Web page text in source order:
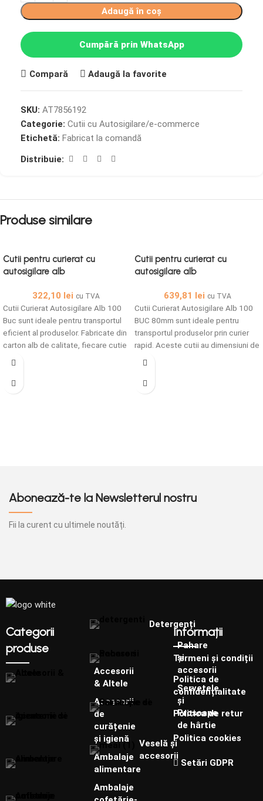
Adaugă în coș
Cumpără prin WhatsApp
Compară Adaugă la favorite
SKU: AT7856192
Categorie: Cutii cu Autosigilare/e-commerce
Etichetă: Fabricat la comandă
Distribuie:
Produse similare
Cutii pentru curierat cu
autosigilare alb
Cutii Curierat Autosigilare Alb
100 Buc
322,10 lei cu TVA
Cutii Curierat Autosigilare Alb 100
Buc sunt ideale pentru transportul
eficient al produselor. Fabricate din
carton alb de calitate, fiecare cutie
Cutii pentru curierat cu
autosigilare alb
Cutii Curierat Autosigilare Alb
100 BUC 80mm
639,81 lei cu TVA
Cutii Curierat Autosigilare Alb 100
BUC 80mm sunt ideale pentru
transportul produselor prin curier
rapid. Aceste cutii au dimensiuni de
structură din carton ondulat
Abonează-te la Newsletterul nostru
Fii la curent cu ultimele noutăți.
Categorii
produse
Accesorii
& Altele
Accesorii
de
curățenie
și igienă
Ambalaje
alimentare
Ambalaje
Detergenți
Pahare
și
accesorii
Șervețele
și
Prosoape
de hârtie
Veselă și
accesorii
Informații
Termeni și condiții
Politica de
confidențialitate
Politica de retur
Politica cookies
Setări GDPR